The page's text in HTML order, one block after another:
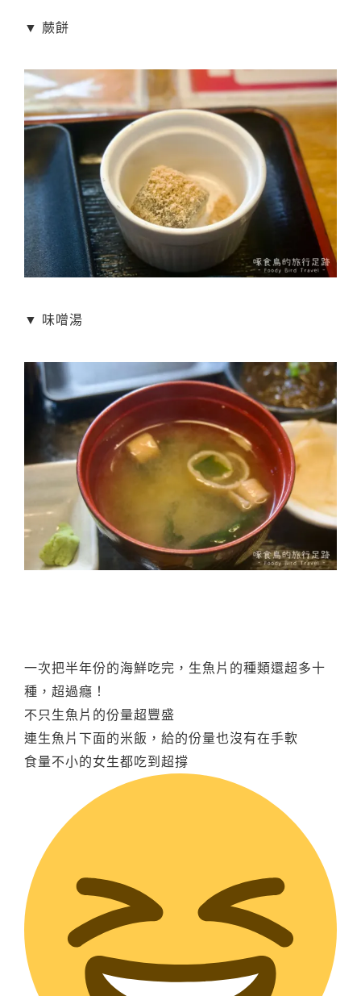
▼ 蕨餅
▼ 味噌湯
一次把半年份的海鮮吃完，生魚片的種類還超多十
種，超過癮！
不只生魚片的份量超豐盛
連生魚片下面的米飯，給的份量也沒有在手軟
食量不小的女生都吃到超撐